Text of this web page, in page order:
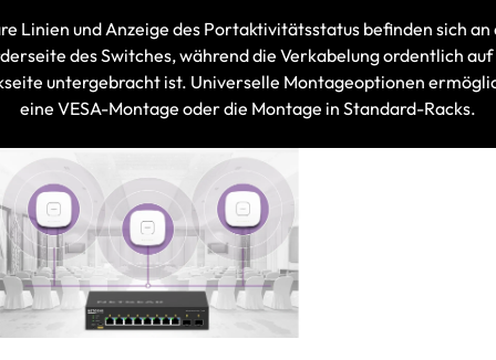
Linien und Anzeige des Portaktivitätsstatus befinden sich an
des Switches, während die Verkabelung ordentlich
untergebracht ist. Universelle Montageoptionen
eine VESA-Montage oder die Montage in Standard-Racks.